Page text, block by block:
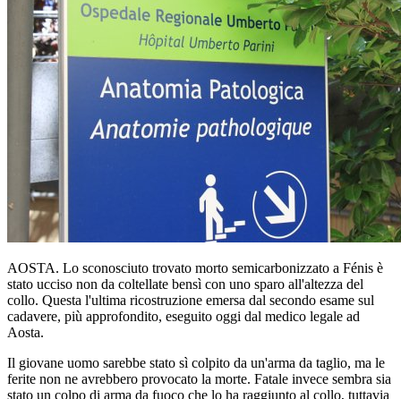
AOSTA. Lo sconosciuto trovato morto semicarbonizzato a Fénis è
stato ucciso non da coltellate bensì con uno sparo all'altezza del
collo. Questa l'ultima ricostruzione emersa dal secondo esame sul
cadavere, più approfondito, eseguito oggi dal medico legale ad
Aosta.
Il giovane uomo sarebbe stato sì colpito da un'arma da taglio, ma le
ferite non ne avrebbero provocato la morte. Fatale invece sembra sia
stato un colpo di arma da fuoco che lo ha raggiunto al collo, tuttavia